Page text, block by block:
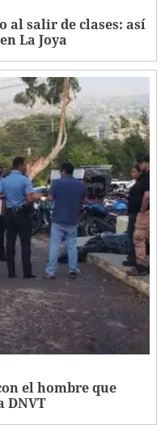
al salir de clases: así
La Joya
el hombre que
DNVT